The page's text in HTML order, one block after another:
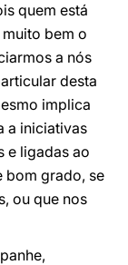
quem está
bem o
a nós
desta
implica
a iniciativas
e ligadas ao
bom grado, se
ou que nos